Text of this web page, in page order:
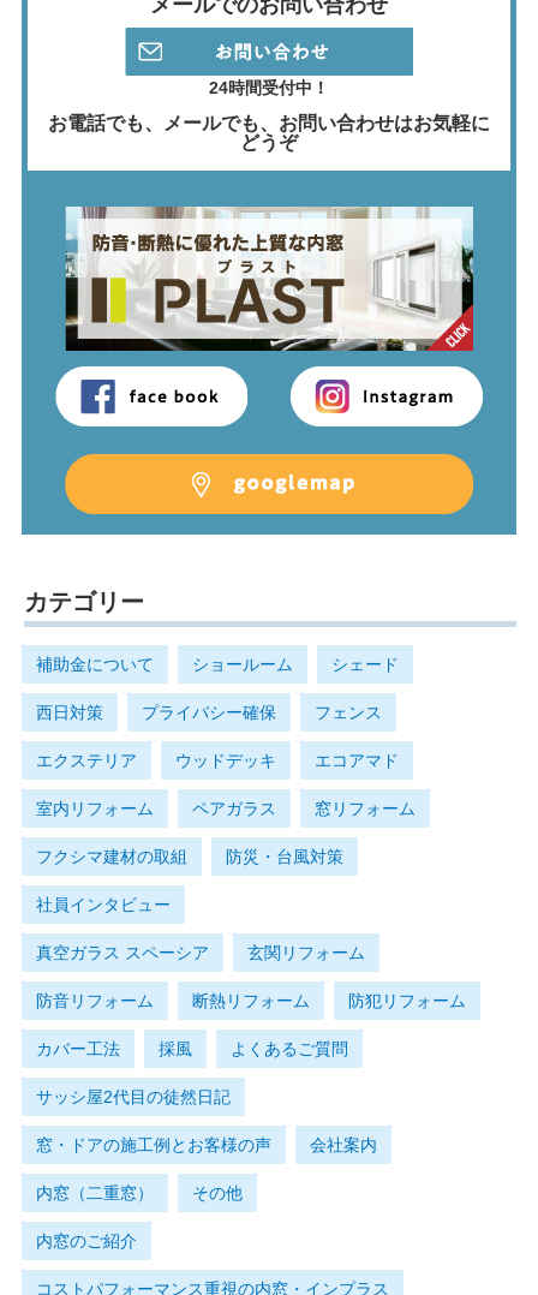
メールでのお問い合わせ
24時間受付中！
お電話でも、メールでも、 お問い合わせはお気軽に
どうぞ
カテゴリー
補助金について ショールーム シェード
西日対策 プライバシー確保 フェンス
エクステリア ウッドデッキ エコアマド
室内リフォーム ペアガラス 窓リフォーム
フクシマ建材の取組
社員インタビュー
防災・台風対策
真空ガラス スペーシア 玄関リフォーム
防音リフォーム 断熱リフォーム 防犯リフォーム
カバー工法 採風 よくあるご質問
サッシ屋2代目の徒然日記
窓・ドアの施工例とお客様の声
内窓（二重窓） その他
会社案内
内窓のご紹介
コストパフォーマンス重視の内窓・インプラス